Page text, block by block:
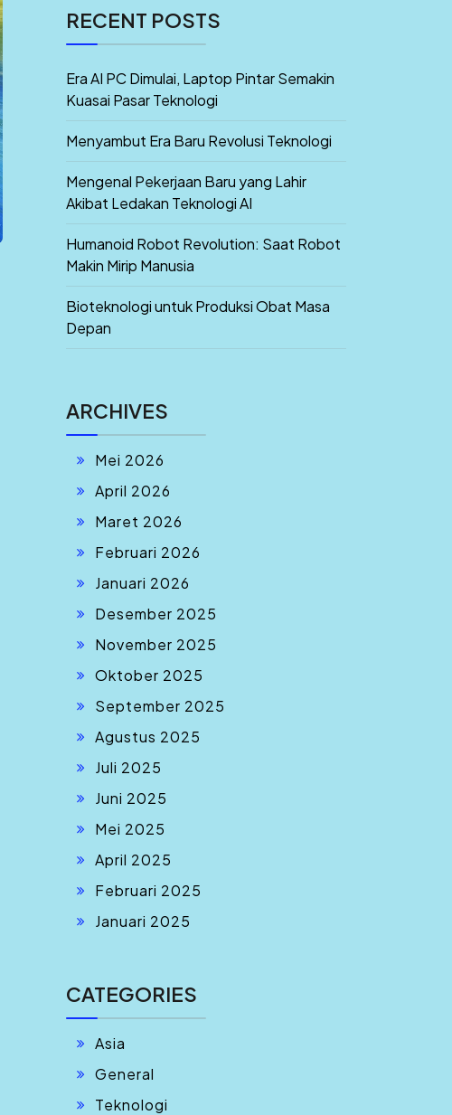
RECENT POSTS
Era AI PC Dimulai, Laptop Pintar Semakin
Kuasai Pasar Teknologi
Menyambut Era Baru Revolusi Teknologi
Mengenal Pekerjaan Baru yang Lahir
Akibat Ledakan Teknologi AI
Humanoid Robot Revolution: Saat Robot
Makin Mirip Manusia
Bioteknologi untuk Produksi Obat Masa
Depan
ARCHIVES
Mei 2026
April 2026
Maret 2026
Februari 2026
Januari 2026
Desember 2025
November 2025
Oktober 2025
September 2025
Agustus 2025
Juli 2025
Juni 2025
Mei 2025
April 2025
Februari 2025
Januari 2025
CATEGORIES
Asia
General
Teknologi